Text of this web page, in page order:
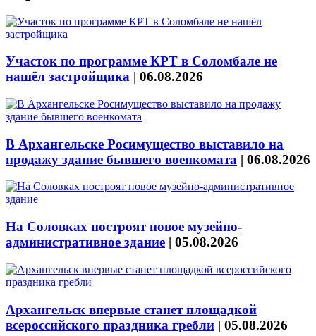
Участок по программе КРТ в Соломбале не
нашёл застройщика | 06.08.2026
В Архангельске Росимущество выставило на
продажу здание бывшего военкомата | 06.08.2026
На Соловках построят новое музейно-
административное здание | 05.08.2026
Архангельск впервые станет площадкой
всероссийского праздника гребли | 05.08.2026